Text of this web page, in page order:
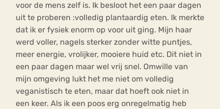
voor de mens zelf is. Ik besloot het een paar dagen
uit te proberen :volledig plantaardig eten. Ik merkte
dat ik er fysiek enorm op voor uit ging. Mijn haar
werd voller, nagels sterker zonder witte puntjes,
meer energie, vrolijker, mooiere huid etc. Dit niet in
een paar dagen maar wel vrij snel. Omwille van
mijn omgeving lukt het me niet om volledig
veganistisch te eten, maar dat hoeft ook niet in
een keer. Als ik een poos erg onregelmatig heb